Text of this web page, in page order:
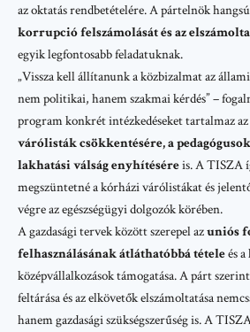
az oktatás rendbetételére. A pártelnök
korrupció felszámolását és az
egyik legfontosabb feladatuknak.
„Vissza kell állítanunk a közbizalmat az
nem politikai, hanem szakmai kérdés” –
program konkrét intézkedéseket tartalmaz az
várólisták csökkentésére, a
lakhatási válság enyhítéséreis. A TISZA
megszüntetné a kórházi várólistákat és
végre az egészségügyi dolgozók körében.
A gazdasági tervek között szerepel azuniós
felhasználásának átláthatóbbá tételeés
középvállalkozások támogatása. A párt
feltárása és az elkövetők elszámoltatása
hanem gazdasági szükségszerűség is. A